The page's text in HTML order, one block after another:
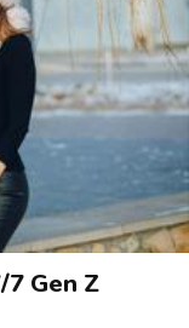
Gen Z